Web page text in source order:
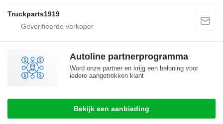
Truckparts1919
Autoline partnerprogramma
Word onze partner en krijg een beloning voor
iedere aangetrokken klant
Bekijk een aanbieding